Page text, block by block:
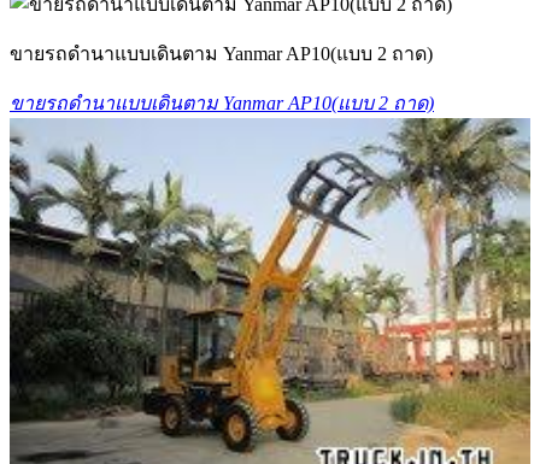
ขายรถดำนาแบบเดินตาม Yanmar AP10(แบบ 2 ถาด)
ขายรถดำนาแบบเดินตาม Yanmar AP10(แบบ 2 ถาด)